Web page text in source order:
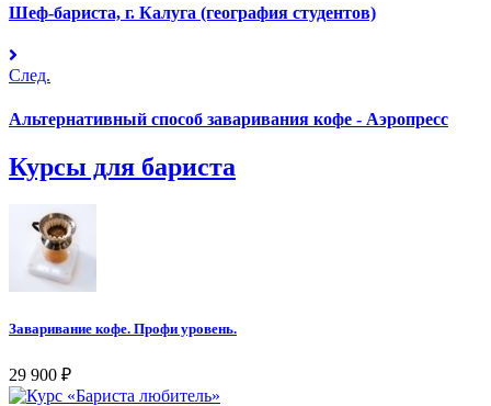
Шеф-бариста, г. Калуга (география студентов)
След.
Альтернативный способ заваривания кофе - Аэропресс
Курсы для бариста
Заваривание кофе. Профи уровень.
29 900 ₽